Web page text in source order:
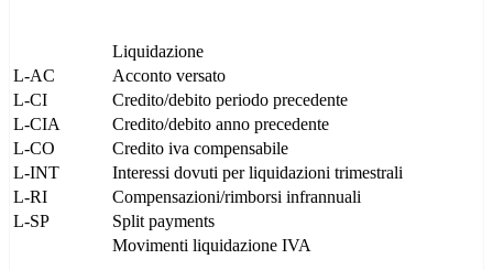
Liquidazione
L-AC
Acconto versato
L-CI
Credito/debito periodo precedente
L-CIA
Credito/debito anno precedente
L-CO
Credito iva compensabile
L-INT
Interessi dovuti per liquidazioni trimestrali
L-RI
Compensazioni/rimborsi infrannuali
L-SP
Split payments
Movimenti liquidazione IVA